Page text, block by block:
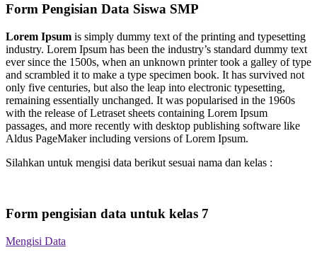
Form Pengisian Data Siswa SMP
Lorem Ipsum is simply dummy text of the printing and typesetting
industry. Lorem Ipsum has been the industry’s standard dummy text
ever since the 1500s, when an unknown printer took a galley of type
and scrambled it to make a type specimen book. It has survived not
only five centuries, but also the leap into electronic typesetting,
remaining essentially unchanged. It was popularised in the 1960s
with the release of Letraset sheets containing Lorem Ipsum
passages, and more recently with desktop publishing software like
Aldus PageMaker including versions of Lorem Ipsum.
Silahkan untuk mengisi data berikut sesuai nama dan kelas :
Form pengisian data untuk kelas 7
Mengisi Data